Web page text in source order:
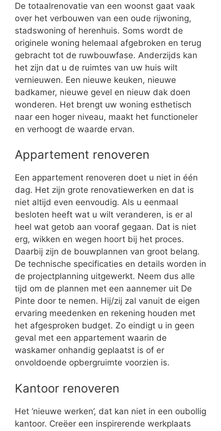
De totaalrenovatie van een woonst gaat vaak
over het verbouwen van een oude rijwoning,
stadswoning of herenhuis. Soms wordt de
originele woning helemaal afgebroken en terug
gebracht tot de ruwbouwfase. Anderzijds kan
het zijn dat u de ruimtes van uw huis wilt
vernieuwen. Een nieuwe keuken, nieuwe
badkamer, nieuwe gevel en nieuw dak doen
wonderen. Het brengt uw woning esthetisch
naar een hoger niveau, maakt het functioneler
en verhoogt de waarde ervan.
Appartement renoveren
Een appartement renoveren doet u niet in één
dag. Het zijn grote renovatiewerken en dat is
niet altijd even eenvoudig. Als u eenmaal
besloten heeft wat u wilt veranderen, is er al
heel wat getob aan vooraf gegaan. Dat is niet
erg, wikken en wegen hoort bij het proces.
Daarbij zijn de bouwplannen van groot belang.
De technische specificaties en details worden in
de projectplanning uitgewerkt. Neem dus alle
tijd om de plannen met een aannemer uit De
Pinte door te nemen. Hij/zij zal vanuit de eigen
ervaring meedenken en rekening houden met
het afgesproken budget. Zo eindigt u in geen
geval met een appartement waarin de
waskamer onhandig geplaatst is of er
onvoldoende opbergruimte voorzien is.
Kantoor renoveren
Het ‘nieuwe werken’, dat kan niet in een oubollig
kantoor. Creëer een inspirerende werkplaats